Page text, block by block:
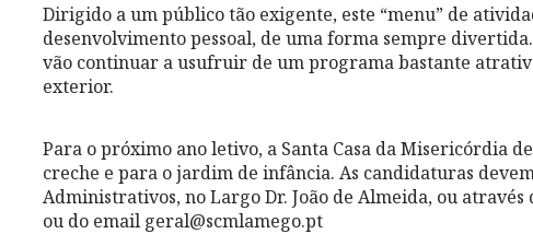
Dirigido a um público tão exigente, este “menu” de
desenvolvimento pessoal, de uma forma sempre
vão continuar a usufruir de um programa bastante
exterior.
Para o próximo ano letivo, a Santa Casa da Misericórdia
creche e para o jardim de infância. As candidaturas
Administrativos, no Largo Dr. João de Almeida, ou através
ou do email geral@scmlamego.pt